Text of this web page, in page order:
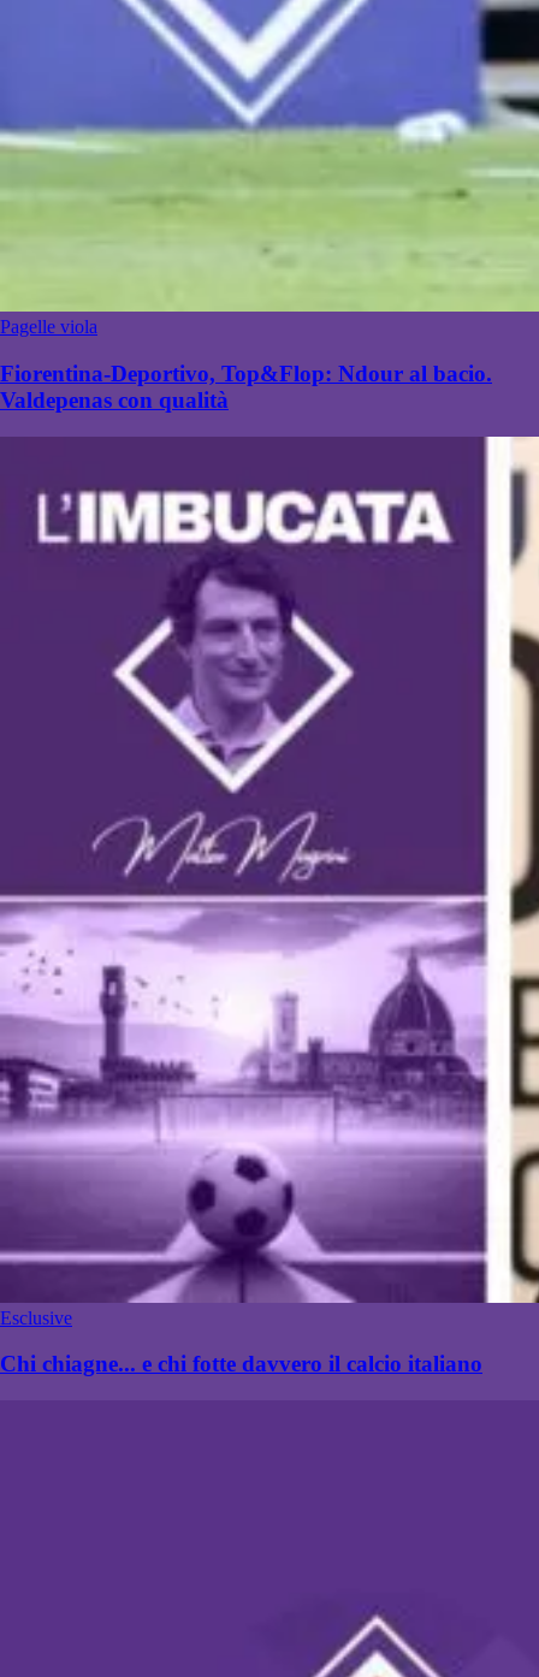
Pagelle viola
Fiorentina-Deportivo, Top&Flop: Ndour al bacio.
Valdepenas con qualità
Esclusive
Chi chiagne... e chi fotte davvero il calcio italiano